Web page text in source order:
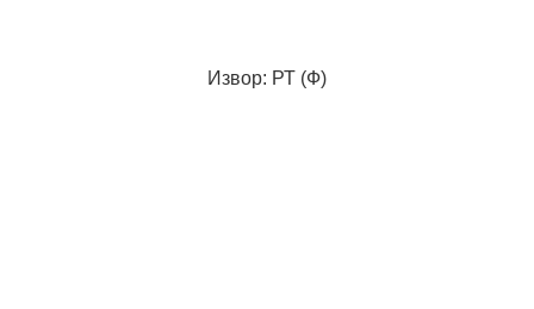
Извор: РТ (Ф)